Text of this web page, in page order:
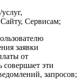
Сервисам;
заявки
от
совершает эти
запросов;